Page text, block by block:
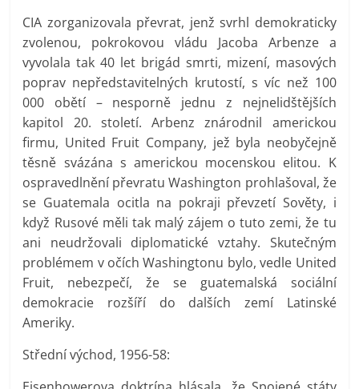
CIA zorganizovala převrat, jenž svrhl demokraticky
zvolenou, pokrokovou vládu Jacoba Arbenze a
vyvolala tak 40 let brigád smrti, mizení, masových
poprav nepředstavitelných krutostí, s víc než 100
000 obětí – nesporně jednu z nejnelidštějších
kapitol 20. století. Arbenz znárodnil americkou
firmu, United Fruit Company, jež byla neobyčejně
těsně svázána s americkou mocenskou elitou. K
ospravedlnění převratu Washington prohlašoval, že
se Guatemala ocitla na pokraji převzetí Sověty, i
když Rusové měli tak malý zájem o tuto zemi, že tu
ani neudržovali diplomatické vztahy. Skutečným
problémem v očích Washingtonu bylo, vedle United
Fruit, nebezpečí, že se guatemalská sociální
demokracie rozšíří do dalších zemí Latinské
Ameriky.
Střední východ, 1956-58: